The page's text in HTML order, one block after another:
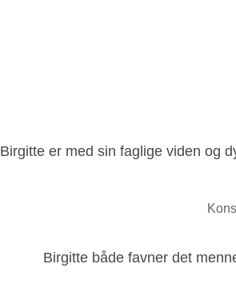
Birgitte er med sin faglige viden og
Birgitte både favner det